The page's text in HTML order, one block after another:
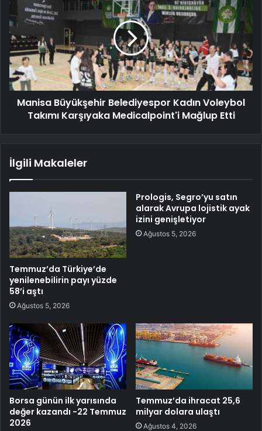
Manisa Büyükşehir Belediyespor Kadın Voleybol
Takımı Karşıyaka Medicalpoint'i Mağlup Etti
İlgili Makaleler
Temmuz’da Türkiye’de
yenilenebilirin payı yüzde
58’i aştı
Ağustos 5, 2026
Prologis, Segro’yu satın
alarak Avrupa lojistik ayak
izini genişletiyor
Ağustos 5, 2026
Borsa günün ilk yarısında
değer kazandı -22 Temmuz
2026
Temmuz’da ihracat 25,6
milyar dolara ulaştı
Ağustos 4, 2026